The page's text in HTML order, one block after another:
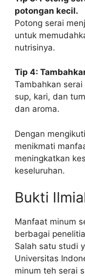
potongan kecil.
Potong serai
untuk
nutrisinya.
Tip 4:
Tambahkan
sup, kari, dan
dan aroma.
Dengan
menikmati
meningkatkan
keseluruhan.
Bukti
Manfaat minum
berbagai
Salah satu studi
Universitas
minum teh serai